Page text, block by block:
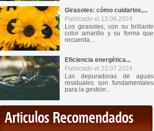
Girasoles: cómo cuidarlos,...
Publicado el 13.08.2024
Los girasoles, con su brillante
color amarillo y su forma que
recuerda...
Eficiencia energética...
Publicado el 23.07.2024
Las depuradoras de aguas
residuales son fundamentales
para la gestión...
Articulos Recomendados